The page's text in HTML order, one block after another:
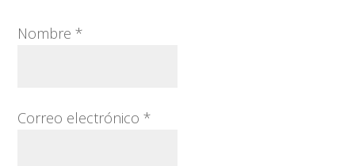
Nombre*
Correo electrónico*